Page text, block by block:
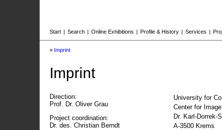
Start | Search | Online Exhibitions | Profile & History | Services |
» Imprint
Imprint
Direction:
Prof. Dr. Oliver Grau
Project coordination:
Dr. des. Christian Berndt
University for
Center for
Dr. Karl-Dorrek-
A-3500 Krems